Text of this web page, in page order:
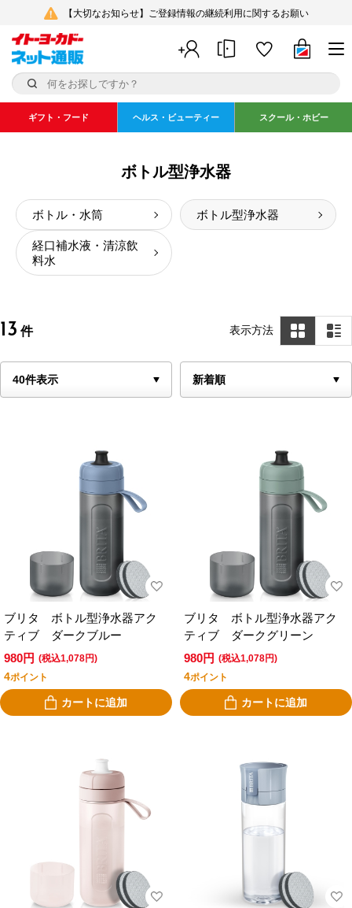
【大切なお知らせ】ご登録情報の継続利用に関するお願い
ギフト・フード ヘルス・ビューティー スクール・ホビー
ボトル型浄水器
ボトル・水筒 ボトル型浄水器
経口補水液・清涼飲
料水
13 件 表示方法
ブリタ ボトル型浄水器アク
ティブ ダークブルー
980円 (税込1,078円)
4ポイント
カートに追加
ブリタ ボトル型浄水器アク
ティブ ダークグリーン
980円 (税込1,078円)
4ポイント
カートに追加